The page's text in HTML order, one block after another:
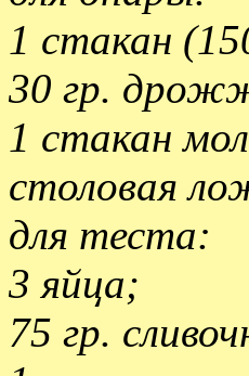
1 стакан
30 гр.
1 стакан
столовая
для теста:
3 яйца;
75 гр.